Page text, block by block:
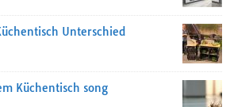
Unterschied
Küchentisch song